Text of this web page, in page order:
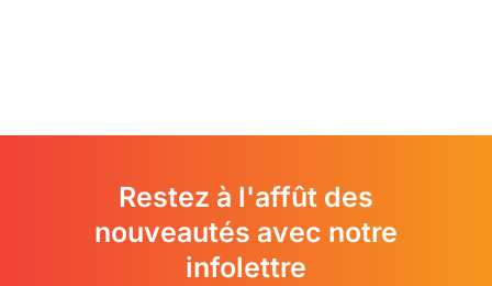
Restez à l'affût des
nouveautés avec notre
infolettre